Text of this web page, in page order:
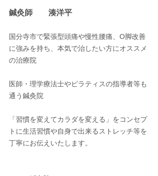
鍼灸師　　湊洋平
国分寺市で緊張型頭痛や慢性腰痛、O脚改善
に強みを持ち、本気で治したい方にオススメ
の治療院
医師・理学療法士やピラティスの指導者等も
通う鍼灸院
「習慣を変えてカラダを変える」をコンセプ
トに生活習慣や自身で出来るストレッチ等を
丁寧にお伝えいたします。